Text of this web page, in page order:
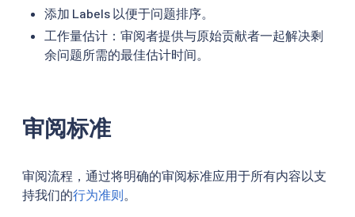
添加 Labels 以便于问题排序。
工作量估计：审阅者提供与原始贡献者一起解决剩
余问题所需的最佳估计时间。
审阅标准
审阅流程，通过将明确的审阅标准应用于所有内容以支
持我们的行为准则。